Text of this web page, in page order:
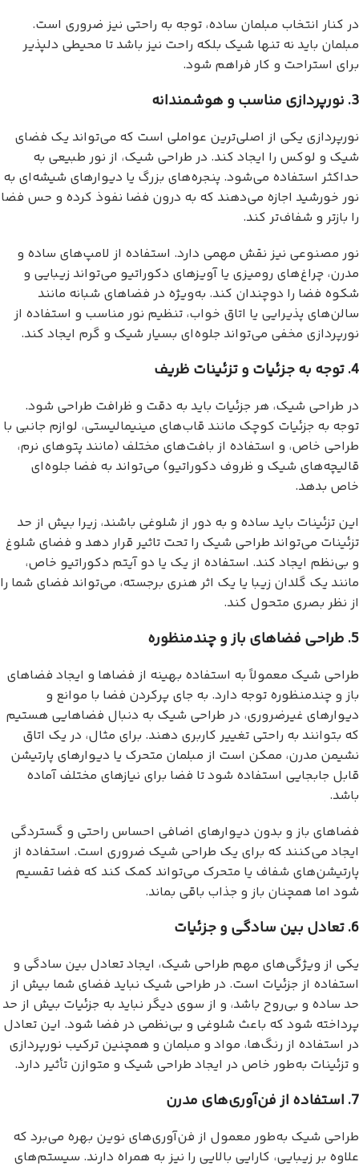
در کنار انتخاب مبلمان ساده، توجه به راحتی نیز ضروری است.
مبلمان باید نه تنها شیک بلکه راحت نیز باشد تا محیطی دلپذیر
برای استراحت و کار فراهم شود.
3. نورپردازی مناسب و هوشمندانه
نورپردازی یکی از اصلی‌ترین عواملی است که می‌تواند یک فضای
شیک و لوکس را ایجاد کند. در طراحی شیک، از نور طبیعی به
حداکثر استفاده می‌شود. پنجره‌های بزرگ یا دیوارهای شیشه‌ای به
نور خورشید اجازه می‌دهند که به درون فضا نفوذ کرده و حس فضا
را بازتر و شفاف‌تر کند.
نور مصنوعی نیز نقش مهمی دارد. استفاده از لامپ‌های ساده و
مدرن، چراغ‌های رومیزی یا آویزهای دکوراتیو می‌تواند زیبایی و
شکوه فضا را دوچندان کند. به‌ویژه در فضاهای شبانه مانند
سالن‌های پذیرایی یا اتاق خواب، تنظیم نور مناسب و استفاده از
نورپردازی مخفی می‌تواند جلوه‌ای بسیار شیک و گرم ایجاد کند.
4. توجه به جزئیات و تزئینات ظریف
در طراحی شیک، هر جزئیات باید به دقت و ظرافت طراحی شود.
توجه به جزئیات کوچک مانند قاب‌های مینیمالیستی، لوازم جانبی با
طراحی خاص، و استفاده از بافت‌های مختلف (مانند پتوهای نرم،
قالیچه‌های شیک و ظروف دکوراتیو) می‌تواند به فضا جلوه‌ای
خاص بدهد.
این تزئینات باید ساده و به دور از شلوغی باشند، زیرا بیش از حد
تزئینات می‌تواند طراحی شیک را تحت تاثیر قرار دهد و فضای شلوغ
و بی‌نظم ایجاد کند. استفاده از یک یا دو آیتم دکوراتیو خاص،
مانند یک گلدان زیبا یا یک اثر هنری برجسته، می‌تواند فضای شما را
از نظر بصری متحول کند.
5. طراحی فضاهای باز و چندمنظوره
طراحی شیک معمولاً به استفاده بهینه از فضاها و ایجاد فضاهای
باز و چندمنظوره توجه دارد. به جای پرکردن فضا با موانع و
دیوارهای غیرضروری، در طراحی شیک به دنبال فضاهایی هستیم
که بتوانند به راحتی تغییر کاربری دهند. برای مثال، در یک اتاق
نشیمن مدرن، ممکن است از مبلمان متحرک یا دیوارهای پارتیشن
قابل جابجایی استفاده شود تا فضا برای نیازهای مختلف آماده
باشد.
فضاهای باز و بدون دیوارهای اضافی احساس راحتی و گستردگی
ایجاد می‌کنند که برای یک طراحی شیک ضروری است. استفاده از
پارتیشن‌های شفاف یا متحرک می‌تواند کمک کند که فضا تقسیم
شود اما همچنان باز و جذاب باقی بماند.
6. تعادل بین سادگی و جزئیات
یکی از ویژگی‌های مهم طراحی شیک، ایجاد تعادل بین سادگی و
استفاده از جزئیات است. در طراحی شیک نباید فضای شما بیش از
حد ساده و بی‌روح باشد، و از سوی دیگر نباید به جزئیات بیش از حد
پرداخته شود که باعث شلوغی و بی‌نظمی در فضا شود. این تعادل
در استفاده از رنگ‌ها، مواد و مبلمان و همچنین ترکیب نورپردازی
و تزئینات به‌طور خاص در ایجاد طراحی شیک و متوازن تأثیر دارد.
7. استفاده از فن‌آوری‌های مدرن
طراحی شیک به‌طور معمول از فن‌آوری‌های نوین بهره می‌برد که
علاوه بر زیبایی، کارایی بالایی را نیز به همراه دارند. سیستم‌های